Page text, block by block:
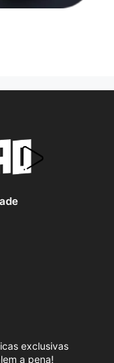
exclusivas
a pena!